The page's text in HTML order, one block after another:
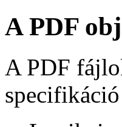
A PDF
A PDF